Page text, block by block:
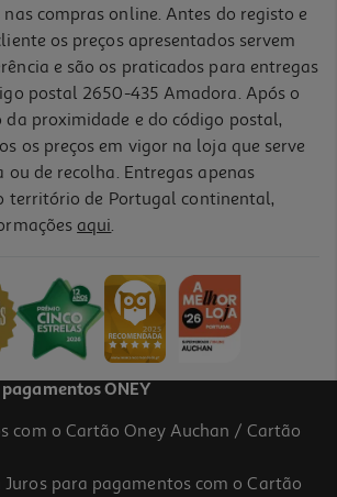
4.3
4-Pack Preto E Cmyk
compras online. Antes do registo e
os preços apresentados servem
e são os praticados para entregas
postal 2650-435 Amadora. Após o
da proximidade e do código postal,
os preços em vigor na loja que serve
ou de recolha. Entregas apenas
território de Portugal continental,
aqui.
ONEY
com o Cartão Oney Auchan / Cartão
Juros para pagamentos com o Cartão